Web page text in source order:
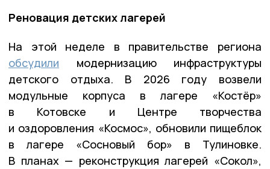
Реновация детских лагерей
На этой неделе в правительстве региона
обсудили модернизацию инфраструктуры
детского отдыха. В 2026 году возвели
модульные корпуса в лагере «Костёр»
в Котовске и Центре творчества
и оздоровления «Космос», обновили пищеблок
в лагере «Сосновый бор» в Тулиновке.
В планах — реконструкция лагерей «Сокол»,